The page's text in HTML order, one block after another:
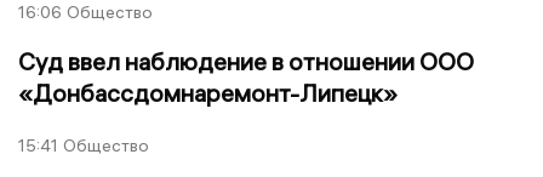
16:06 Общество
Суд ввел наблюдение в отношении ООО
«Донбассдомнаремонт-Липецк»
15:41 Общество